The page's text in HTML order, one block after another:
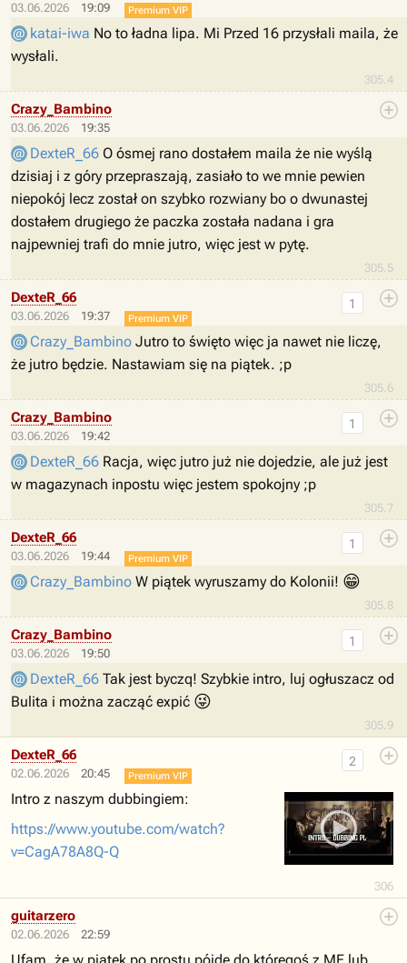
03.06.2026 19:09
305.4
Premium VIP
katai-iwa No to ładna lipa. Mi Przed 16 przysłali maila, że
wysłali.
03.06.2026 19:35
305.5
Crazy_Bambino
DexteR_66 O ósmej rano dostałem maila że nie wyślą
dzisiaj i z góry przepraszają, zasiało to we mnie pewien
niepokój lecz został on szybko rozwiany bo o dwunastej
dostałem drugiego że paczka została nadana i gra
najpewniej trafi do mnie jutro, więc jest w pytę.
03.06.2026 19:37
305.6
1
DexteR_66
Premium VIP
Crazy_Bambino Jutro to święto więc ja nawet nie liczę,
że jutro będzie. Nastawiam się na piątek. ;p
03.06.2026 19:42
305.7
1
Crazy_Bambino
DexteR_66 Racja, więc jutro już nie dojedzie, ale już jest
w magazynach inpostu więc jestem spokojny ;p
03.06.2026 19:44
305.8
1
DexteR_66
Premium VIP
Crazy_Bambino W piątek wyruszamy do Kolonii! 😁
03.06.2026 19:50
305.9
1
Crazy_Bambino
DexteR_66 Tak jest byczq! Szybkie intro, luj ogłuszacz od
Bulita i można zacząć expić 😜
02.06.2026 20:45
306
2
DexteR_66
Premium VIP
Intro z naszym dubbingiem:
https://www.youtube.com/watch?
v=CagA78A8Q-Q
02.06.2026 22:59
guitarzero